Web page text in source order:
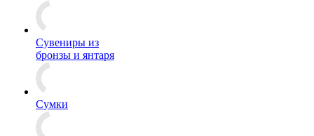
Сувениры из
бронзы и янтаря
Сумки